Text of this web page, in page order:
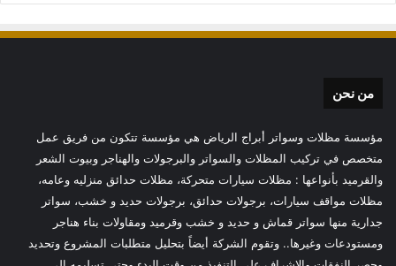
من نحن
مؤسسة مظلات وسواتر أبراج الرياض هي مؤسسة تتكون من فريق عمل
متخصص في تركيب المظلات والسواتر والبرجولات والهناجر وبيوت الشعر
والقرميد بأنواعها : مظلات سيارات متحركة، مظلات حدائق منزليه وعامه،
مظلات مواقف سيارات، برجولات حدائق، برجولات حديد و خشب، سواتر
جدارية منها سواتر قماش و حديد و خشب وقرميد ومقاولات بناء هناجر
ومستودعات وغيرها.. وتقوم الشركة أيضاً بتحليل متطلبات المشروع وتحديد